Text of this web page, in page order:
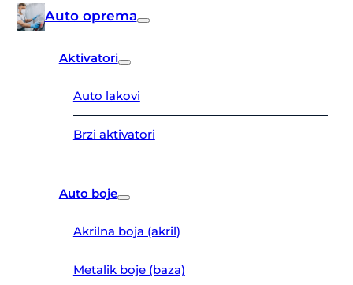
Auto oprema
Aktivatori
Auto lakovi
Brzi aktivatori
Auto boje
Akrilna boja (akril)
Metalik boje (baza)